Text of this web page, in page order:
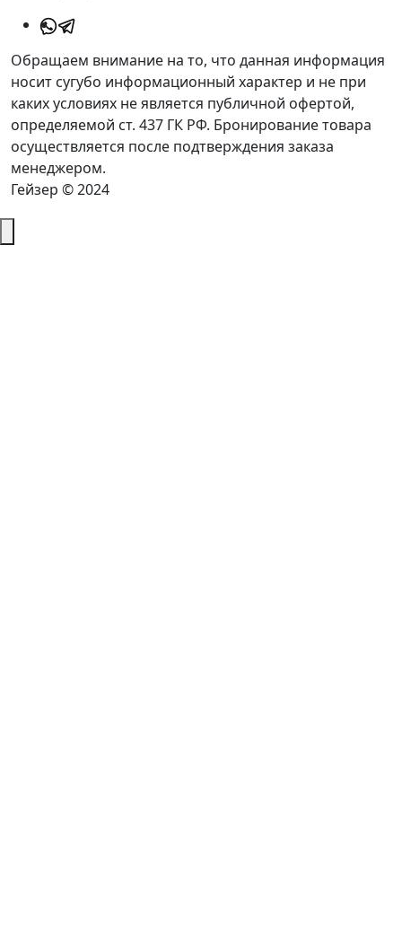
Обращаем внимание на то, что данная информация
носит сугубо информационный характер и не при
каких условиях не является публичной офертой,
определяемой ст. 437 ГК РФ. Бронирование товара
осуществляется после подтверждения заказа
менеджером.
Гейзер © 2024